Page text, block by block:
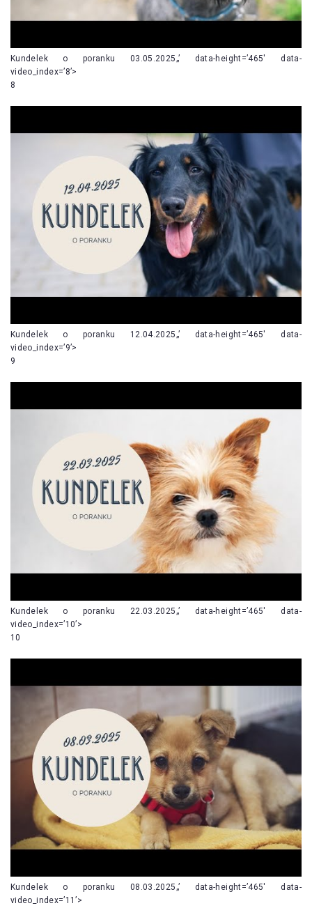
Kundelek o poranku 03.05.2025„’ data-height=’465′ data-
video_index=’8’>
8
Kundelek o poranku 12.04.2025„’ data-height=’465′ data-
video_index=’9’>
9
Kundelek o poranku 22.03.2025„’ data-height=’465′ data-
video_index=’10’>
10
Kundelek o poranku 08.03.2025„’ data-height=’465′ data-
video_index=’11’>